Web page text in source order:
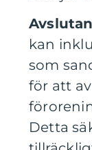
kan
som
för att
Detta